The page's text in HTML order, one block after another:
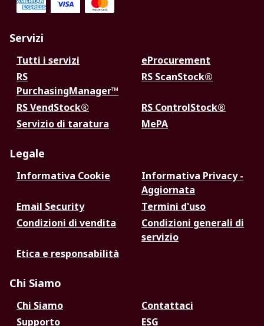
Servizi
Tutti i servizi
eProcurement
RS
PurchasingManager™
RS ScanStock®
RS VendStock®
RS ControlStock®
Servizio di taratura
MePA
Legale
Informativa Cookie
Informativa Privacy -
Aggiornata
Email Security
Termini d'uso
Condizioni di vendita
Condizioni generali di
servizio
Etica e responsabilità
Chi Siamo
Chi Siamo
Contattaci
Supporto
ESG